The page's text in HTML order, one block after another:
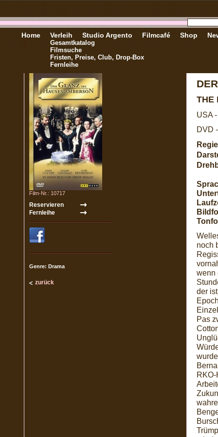
Home Verleih
Gesamtkatalog
Filmsuche
Fristen, Preise, Club, Drop-Box
Fernleihe
Studio Argento Filmcafé Shop
Film-Nr.: 10717
Genre: Drama
zurück
THE
USA
DVD
noch
wenn
der
Pas